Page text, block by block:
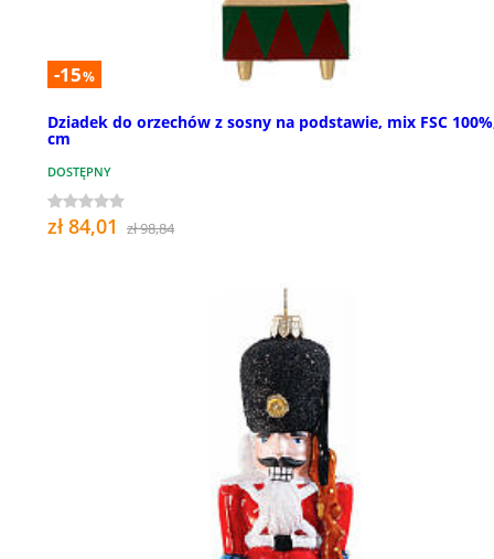
-15%
Dziadek do orzechów z sosny na podstawie, mix FSC
cm
DOSTĘPNY
zł 84,01 zł 98,84